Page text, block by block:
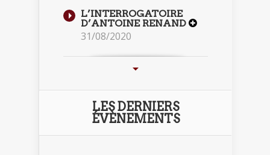
L’INTERROGATOIRE
D’ANTOINE RENAND
31/08/2020
LES DERNIERS
ÉVÈNEMENTS